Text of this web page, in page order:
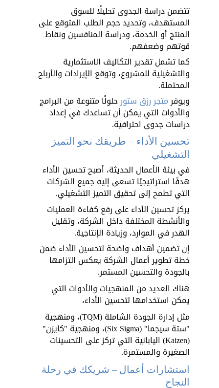
تتضمن دراسة الجدوى تحليلًا للسوق
المستهدف، وتحديد حجم الطلب المتوقع على
المنتج أو الخدمة، ودراسة المنافسين ونقاط
قوتهم وضعفهم.
كما تشمل تقدير التكاليف الاستثمارية
والتشغيلية للمشروع، وتوقع الإيرادات والأرباح
المحتملة.
ويوفر متجر رزق ستور حلولًا متنوعة من البرامج
والأدوات التي يمكن أن تساعدك في إعداد
دراسات جدوى احترافية.
تحسين الأداء – طريقك نحو التميز
التشغيلي
في بيئة الأعمال الحديثة، أصبح تحسين الأداء
هدفًا استراتيجيًا تسعى إليه جميع الشركات
التي تطمح إلى تحقيق التميز التشغيلي.
يركز تحسين الأداء على رفع كفاءة العمليات
والأنشطة المختلفة داخل الشركة، وتقليل
الهدر في الموارد، وزيادة الإنتاجية.
إن تضمين أهداف واضحة لتحسين الأداء ضمن
خطة تطوير أعمال الشركة يعكس التزامها
بالجودة والتحسين المستمر.
هناك العديد من المنهجيات والأدوات التي
يمكن استخدامها لتحسين الأداء،
مثل إدارة الجودة الشاملة (TQM)، ومنهجية
"ستة سيجما" (Six Sigma)، ومنهجية "كايزن"
(Kaizen) اليابانية التي تركز على التحسينات
الصغيرة والمستمرة.
استشارات أعمال – شريكك في رحلة
النجاح